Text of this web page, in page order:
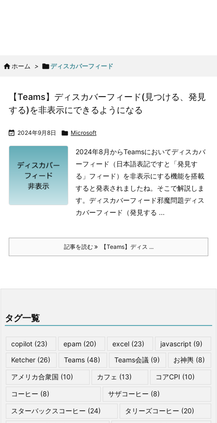
 ホーム > ディスカバーフィード
【Teams】ディスカバーフィード(見つける、発見
する)を非表示にできるようになる
 2024年9月8日  Microsoft
2024年8月からTeamsにおいてディスカバ
ーフィード（日本語表記ですと「発見す
る」フィード）を非表示にする機能を搭載
すると発表されましたね。そこで解説しま
す。 ディスカバーフィード邪魔問題ディス
カバーフィード（発見する ...
記事を読む 【Teams】ディス ...
タグ一覧
copilot (23) epam (20) excel (23) javascript (9)
Ketcher (26) Teams (48) Teams会議 (9) お神輿(8)
アメリカ合衆国 (10) カフェ (13) コアCPI (10)
コーヒー (8) サザコーヒー (8)
スターバックスコーヒー (24) タリーズコーヒー (20)